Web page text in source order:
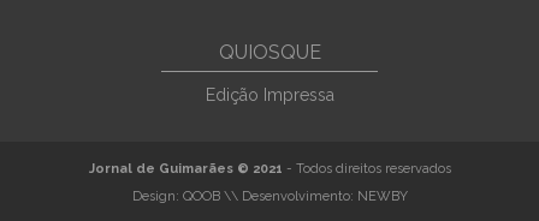
QUIOSQUE
Edição Impressa
Jornal de Guimarães © 2021 - Todos direitos reservados
Design: QOOB\\ Desenvolvimento: NEWBY